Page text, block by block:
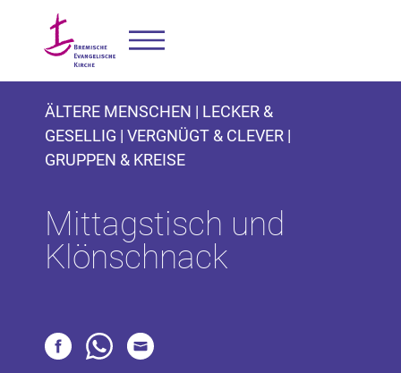
ÄLTERE MENSCHEN | LECKER &
GESELLIG | VERGNÜGT & CLEVER |
GRUPPEN & KREISE
Mittagstisch und
Klönschnack